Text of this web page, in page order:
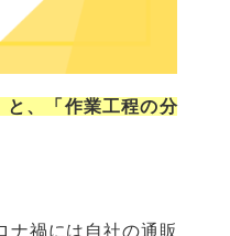
と、「作業工程の分
ナ禍には自社の通販